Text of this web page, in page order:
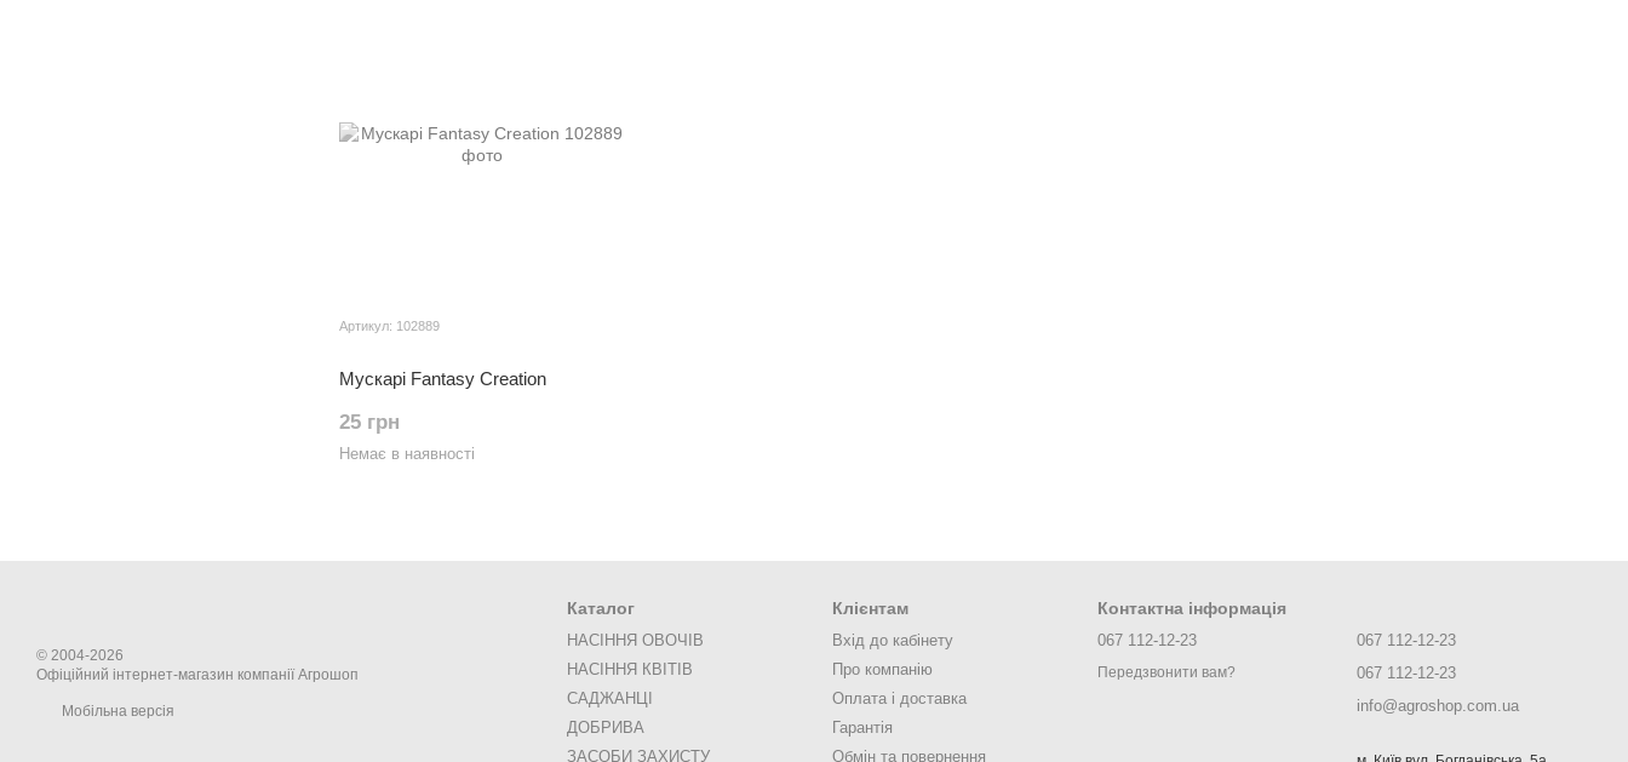
Артикул: 102889
Мускарі Fantasy Creation
25 грн
Немає в наявності
© 2004-2026
Офіційний інтернет-магазин компанії Агрошоп
Мобільна версія
Каталог
НАСІННЯ ОВОЧІВ
НАСІННЯ КВІТІВ
САДЖАНЦІ
ДОБРИВА
ЗАСОБИ ЗАХИСТУ
Клієнтам
Вхід до кабінету
Про компанію
Оплата і доставка
Гарантія
Обмін та повернення
Контактна інформація
067 112-12-23
Передзвонити вам?
067 112-12-23
067 112-12-23
info@agroshop.com.ua